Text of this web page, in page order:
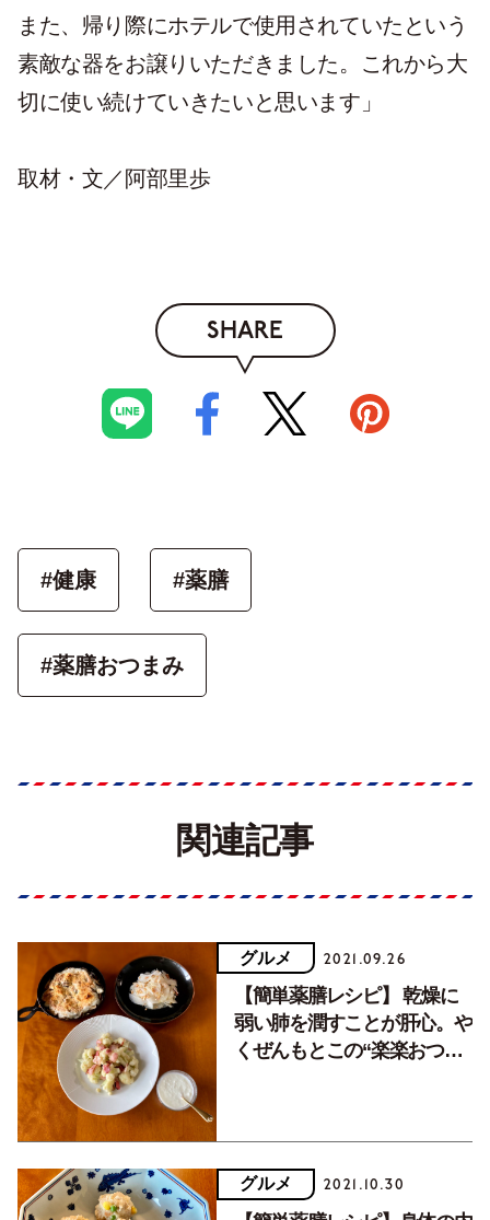
また、帰り際にホテルで使用されていたという
素敵な器をお譲りいただきました。これから大
切に使い続けていきたいと思います」
取材・文／阿部里歩
SHARE
#健康 #薬膳
#薬膳おつまみ
関連記事
グルメ 2021.09.26
【簡単薬膳レシピ】 乾燥に
弱い肺を潤すことが肝心。や
くぜんもとこの“楽楽おつま
グルメ 2021.10.30